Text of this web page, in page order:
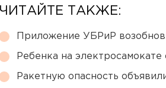
ЧИТАЙТЕ ТАКЖЕ:
Приложение УБРиР
Ребенка на
Ракетную опасность